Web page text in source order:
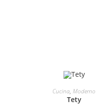
LEGGI TUTTO
Cucina,Moderno
Tety